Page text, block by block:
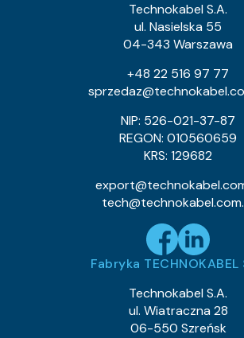
Technokabel S.A.
ul. Nasielska 55
04-343 Warszawa
+48 22 516 97 77
NIP: 526-021-37-87
REGON: 010560659
KRS: 129682
Fabryka TECHNOKABEL
Technokabel S.A.
ul. Wiatraczna 28
06-550 Szreńsk